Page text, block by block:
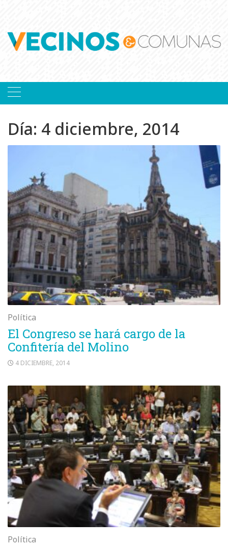
Día: 4 diciembre, 2014
Política
El Congreso se hará cargo de la
Confitería del Molino
4 DICIEMBRE, 2014
Política